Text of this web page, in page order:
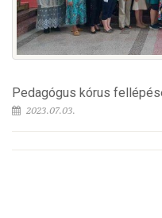
Pedagógus kórus
2023.07.03.